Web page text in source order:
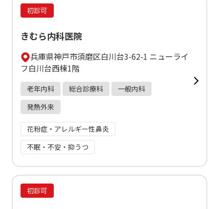
初診可
きむら内科医院
兵庫県神戸市須磨区白川台3-62-1 ニューライ
フ白川台西棟1階
老年内科 総合診療科
一般内科
発熱外来
花粉症・アレルギー性鼻炎
不眠・不安・抑うつ
初診可